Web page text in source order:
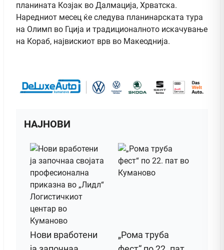
планината Козјак во Далмација, Хрватска.
Наредниот месец ќе следува планинарската тура
на Олимп во Гција и традиционалното искачување
на Кораб, највискиот врв во Макеоднија.
НАЈНОВИ
Нови вработени
„Рома труба